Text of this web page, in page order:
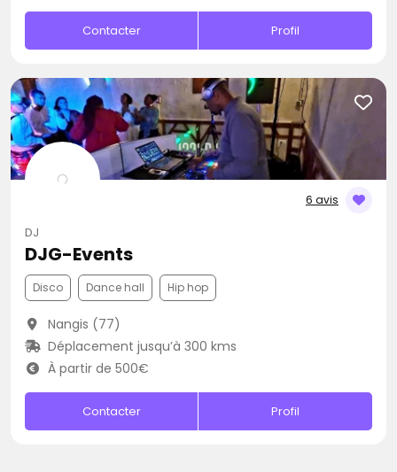
Contacter Profil
6 avis
DJ
DJG-Events
Disco Dance hall Hip hop
Nangis (77)
Déplacement jusqu’à 300 kms
À partir de 500€
Contacter Profil